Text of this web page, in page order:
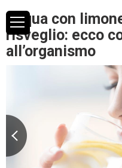
Acqua con
risveglio: ecco
all’organismo